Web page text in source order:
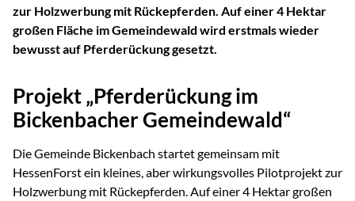
zur Holzwerbung mit Rückepferden. Auf einer 4 Hektar
großen Fläche im Gemeindewald wird erstmals wieder
bewusst auf Pferderückung gesetzt.
Projekt „Pferderückung im
Bickenbacher Gemeindewald“
Die Gemeinde Bickenbach startet gemeinsam mit
HessenForst ein kleines, aber wirkungsvolles Pilotprojekt zur
Holzwerbung mit Rückepferden. Auf einer 4 Hektar großen